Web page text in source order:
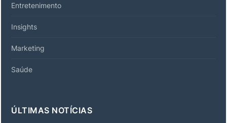
Entretenimento
Insights
Marketing
Saúde
ÚLTIMAS NOTÍCIAS